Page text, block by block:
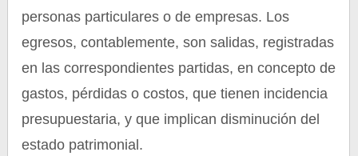
personas particulares o de empresas. Los
egresos, contablemente, son salidas, registradas
en las correspondientes partidas, en concepto de
gastos, pérdidas o costos, que tienen incidencia
presupuestaria, y que implican disminución del
estado patrimonial.